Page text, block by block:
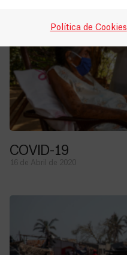
Política de Cookies
COVID-19
16 de Abril de 2020